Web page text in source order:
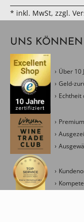
* inkl. MwSt, zzgl.
UNS KÖNNEN
Über 10
Geld-
Echtheit